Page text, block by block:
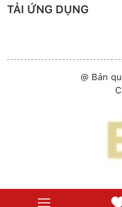
TẢI ỨNG DỤNG
@ Bản